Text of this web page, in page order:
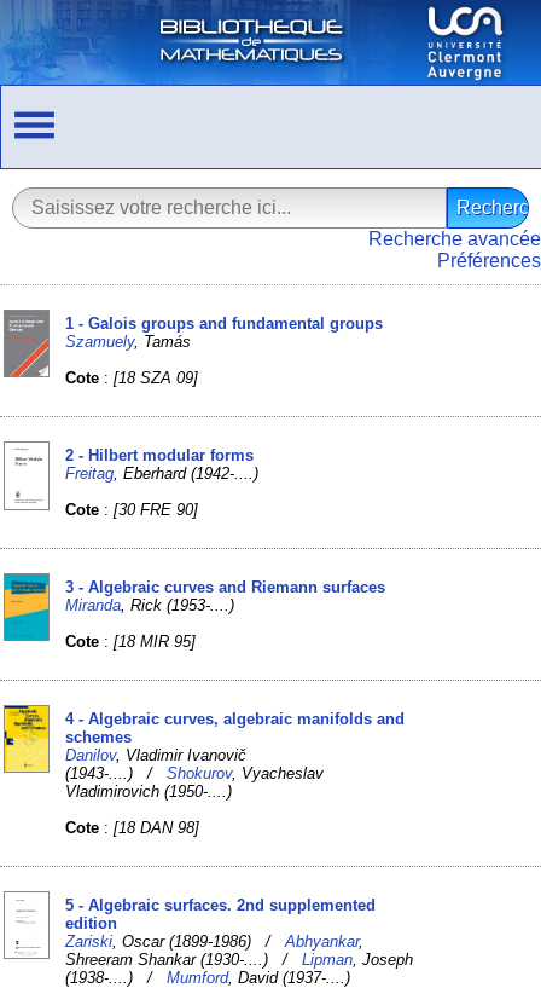
Recherche avancée
Préférences
1 - Galois groups and fundamental groups
Szamuely, Tamás
Cote :[18 SZA 09]
2 - Hilbert modular forms
Freitag , Eberhard (1942-....)
Cote :[30 FRE 90]
3 - Algebraic curves and Riemann surfaces
Miranda , Rick (1953-....)
Cote :[18 MIR 95]
4 - Algebraic curves, algebraic manifolds and
schemes
Danilov, Vladimir Ivanovič
(1943-....) /Shokurov, Vyacheslav
Vladimirovich (1950-....)
Cote :[18 DAN 98]
5 - Algebraic surfaces. 2nd supplemented
edition
Zariski , Oscar (1899-1986) /Abhyankar,
Shreeram Shankar (1930-....) /Lipman , Joseph
(1938-....) /Mumford, David (1937-....)